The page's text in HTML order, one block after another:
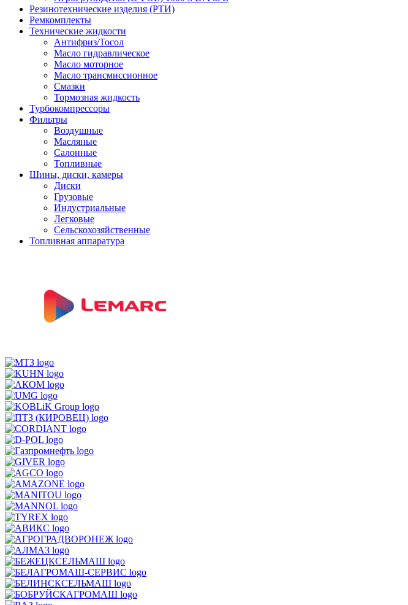
Резинотехнические изделия (РТИ)
Ремкомплекты
Технические жидкости
Антифриз/Тосол
Масло гидравлическое
Масло моторное
Масло трансмиссионное
Смазки
Тормозная жидкость
Турбокомпрессоры
Фильтры
Воздушные
Масляные
Салонные
Топливные
Шины, диски, камеры
Диски
Грузовые
Индустриальные
Легковые
Сельскохозяйственные
Топливная аппаратура